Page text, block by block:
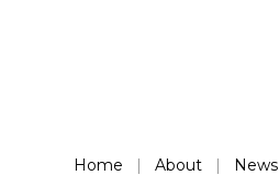
Home About News